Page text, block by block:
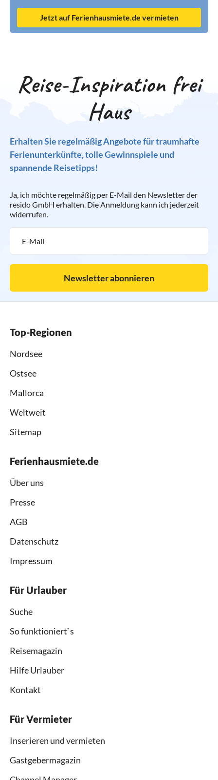
Jetzt auf Ferienhausmiete.de vermieten
Reise-Inspiration frei
Haus
Erhalten Sie regelmäßig Angebote für traumhafte
Ferienunterkünfte, tolle Gewinnspiele und
spannende Reisetipps!
Ja, ich möchte regelmäßig per E-Mail den Newsletter der
resido GmbH erhalten. Die Anmeldung kann ich jederzeit
widerrufen.
Newsletter abonnieren
Top-Regionen
Nordsee
Ostsee
Mallorca
Weltweit
Sitemap
Ferienhausmiete.de
Über uns
Presse
AGB
Datenschutz
Impressum
Für Urlauber
Suche
So funktioniert`s
Reisemagazin
Hilfe Urlauber
Kontakt
Für Vermieter
Inserieren und vermieten
Gastgebermagazin